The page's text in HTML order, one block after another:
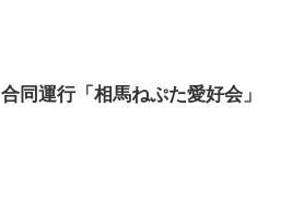
合同運行「相馬ねぷた愛好会」